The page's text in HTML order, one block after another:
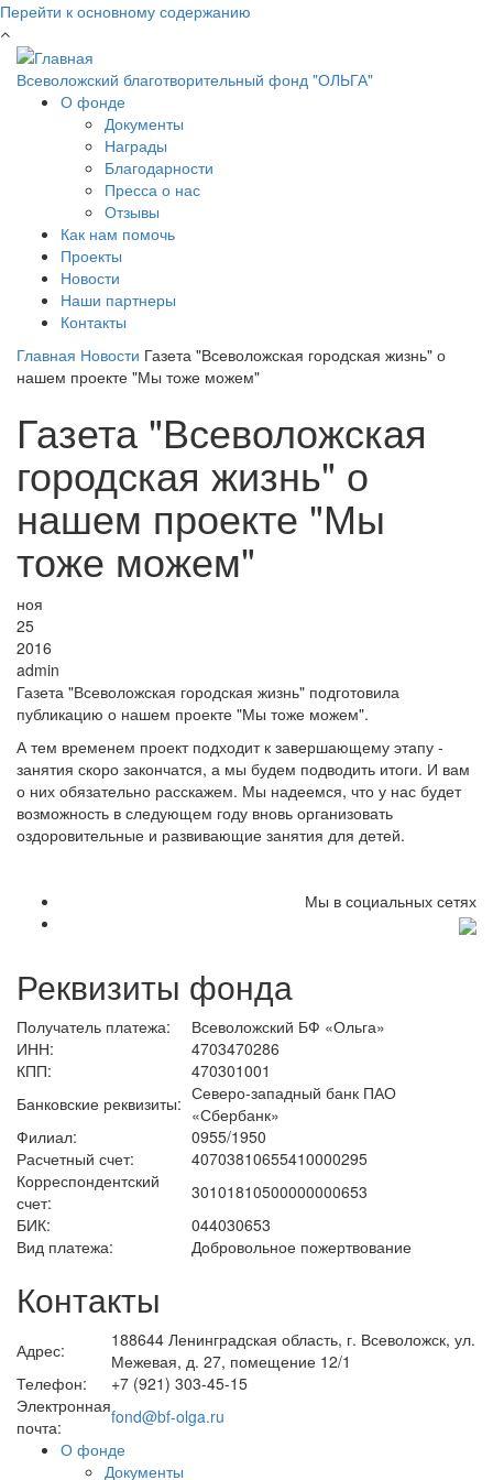
Перейти к основному содержанию
Всеволожский благотворительный фонд "ОЛЬГА"
О фонде
Документы
Награды
Благодарности
Пресса о нас
Отзывы
Как нам помочь
Проекты
Новости
Наши партнеры
Контакты
Главная Новости Газета "Всеволожская городская жизнь" о
нашем проекте "Мы тоже можем"
Газета "Всеволожская
городская жизнь" о
нашем проекте "Мы
тоже можем"
ноя
25
2016
admin
Газета "Всеволожская городская жизнь" подготовила
публикацию о нашем проекте "Мы тоже можем".
А тем временем проект подходит к завершающему этапу -
занятия скоро закончатся, а мы будем подводить итоги. И вам
о них обязательно расскажем. Мы надеемся, что у нас будет
возможность в следующем году вновь организовать
оздоровительные и развивающие занятия для детей.
Мы в социальных сетях
Реквизиты фонда
Получатель платежа:
Всеволожский БФ «Ольга»
ИНН:
4703470286
КПП:
470301001
Банковские реквизиты: Северо-западный банк ПАО
«Сбербанк»
Филиал:
0955/1950
Расчетный счет:
40703810655410000295
Корреспондентский
счет:
30101810500000000653
БИК:
044030653
Вид платежа:
Добровольное пожертвование
Контакты
Адрес:
188644 Ленинградская область, г. Всеволожск, ул.
Межевая, д. 27, помещение 12/1
Телефон:
+7 (921) 303-45-15
Электронная
почта:
fond@bf-olga.ru
О фонде
Документы